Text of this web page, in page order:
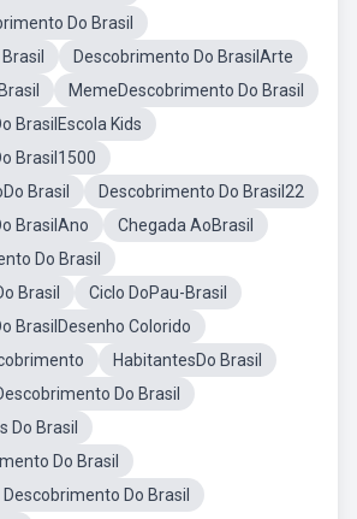
Do Brasil
Descobrimento Do BrasilArte
MemeDescobrimento Do Brasil
BrasilEscola Kids
Brasil1500
Brasil
Descobrimento Do Brasil22
BrasilAno
Chegada AoBrasil
Do Brasil
Brasil
Ciclo DoPau-Brasil
BrasilDesenho Colorido
HabitantesDo Brasil
Do Brasil
Do Brasil
Do Brasil
Do Brasil